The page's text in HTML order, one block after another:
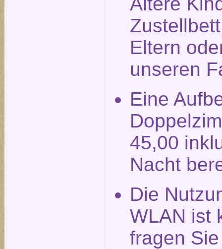
Eltern
unseren
Eine
45,00
Nacht
Die
WLAN ist
fragen